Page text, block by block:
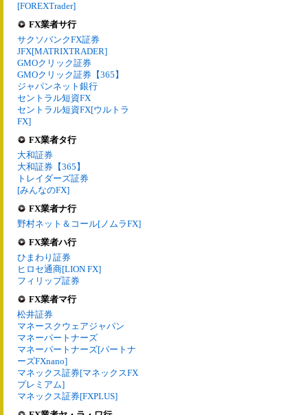
[FOREXTrader]
FX業者サ行
サクソバンクFX証券
JFX[MATRIXTRADER]
GMOクリック証券
GMOクリック証券【365】
ジャパンネット銀行
セントラル短資FX
セントラル短資FX[ウルトラ
FX]
FX業者タ行
大和証券
大和証券【365】
トレイダーズ証券
[みんなのFX]
FX業者ナ行
野村ネット＆コール[ノムラFX]
FX業者ハ行
ひまわり証券
ヒロセ通商[LION FX]
フィリップ証券
FX業者マ行
松井証券
マネースクウェアジャパン
マネーパートナーズ
マネーパートナーズ[パートナ
ーズFXnano]
マネックス証券[マネックスFX
プレミアム]
マネックス証券[FXPLUS]